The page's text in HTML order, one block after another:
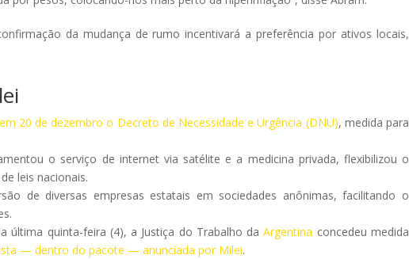
da mudança de rumo incentivará a preferência por ativos locais,
20 de dezembro o Decreto de Necessidade e Urgência (DNU), medida para
o serviço de internet via satélite e a medicina privada, flexibilizou o
leis nacionais.
de diversas empresas estatais em sociedades anônimas, facilitando o
última quinta-feira (4), a Justiça do Trabalho daArgentina concedeu medida
— dentro do pacote — anunciada por Milei.